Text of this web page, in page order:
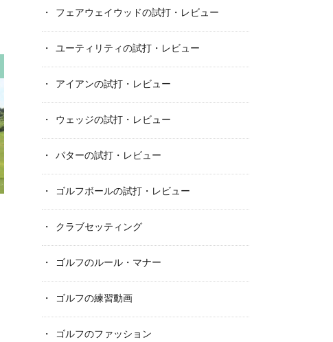
フェアウェイウッドの試打・レビュー
ユーティリティの試打・レビュー
アイアンの試打・レビュー
ウェッジの試打・レビュー
パターの試打・レビュー
ゴルフボールの試打・レビュー
クラブセッティング
ゴルフのルール・マナー
ゴルフの練習動画
ゴルフのファッション